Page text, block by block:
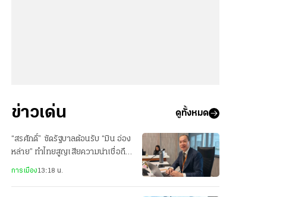
ข่าวเด่น ดูทั้งหมด
“สรศักดิ์” ซัดรัฐบาลต้อนรับ “มิน อ่อง
หล่าย” ทำไทยสูญเสียความน่าเชื่อถือ
ในเวทีโลก
การเมือง13:18 น.